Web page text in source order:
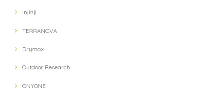
Injinji
TERRANOVA
Drymax
Outdoor Research
ONYONE